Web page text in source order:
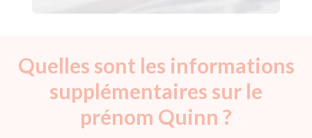
Quelles sont les informations
supplémentaires sur le
prénom Quinn ?